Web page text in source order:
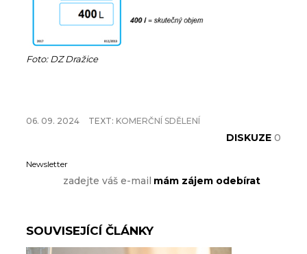
Foto: DZ Dražice
06. 09. 2024 TEXT: KOMERČNÍ SDĚLENÍ
DISKUZE 0
Newsletter
SOUVISEJÍCÍ ČLÁNKY